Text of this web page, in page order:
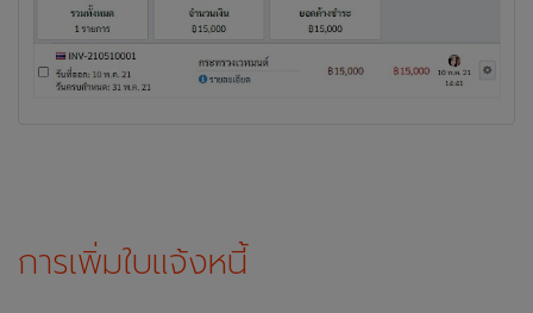
การเพิ่มใบแจ้งหนี้